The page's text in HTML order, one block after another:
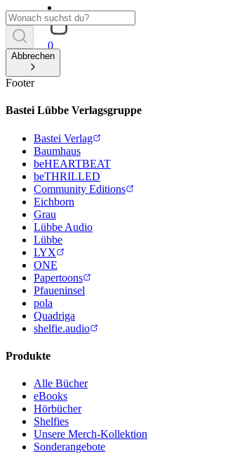
0
Abbrechen
Footer
Bastei Lübbe Verlagsgruppe
Bastei Verlag
Baumhaus
beHEARTBEAT
beTHRILLED
Community Editions
Eichborn
Grau
Lübbe Audio
Lübbe
LYX
ONE
Papertoons
Pfaueninsel
pola
Quadriga
shelfie.audio
Produkte
Alle Bücher
eBooks
Hörbücher
Shelfies
Unsere Merch-Kollektion
Sonderangebote